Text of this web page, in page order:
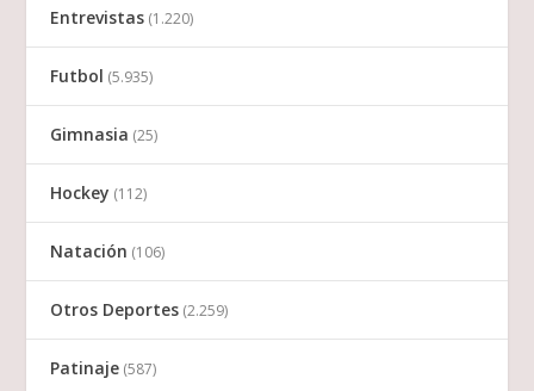
Entrevistas (1.220)
Futbol (5.935)
Gimnasia (25)
Hockey (112)
Natación (106)
Otros Deportes (2.259)
Patinaje (587)